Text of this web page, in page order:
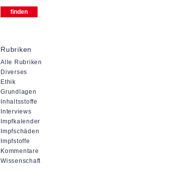
Rubriken
Alle Rubriken
Diverses
Ethik
Grundlagen
Inhaltsstoffe
Interviews
Impfkalender
Impfschäden
Impfstoffe
Kommentare
Wissenschaft